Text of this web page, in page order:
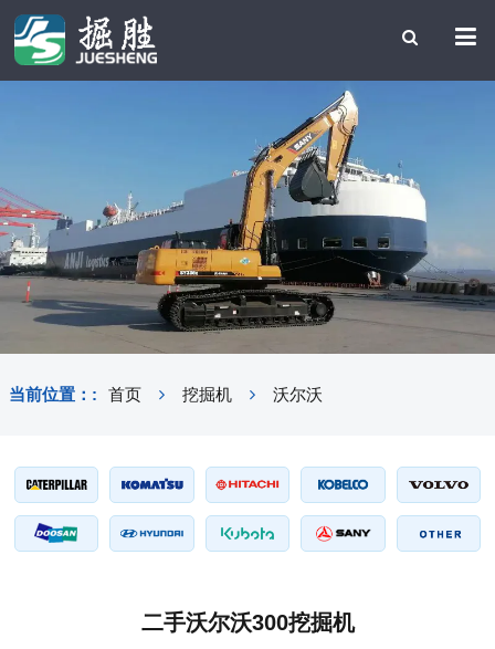
当前位置：: 首页 挖掘机 沃尔沃
二手沃尔沃300挖掘机